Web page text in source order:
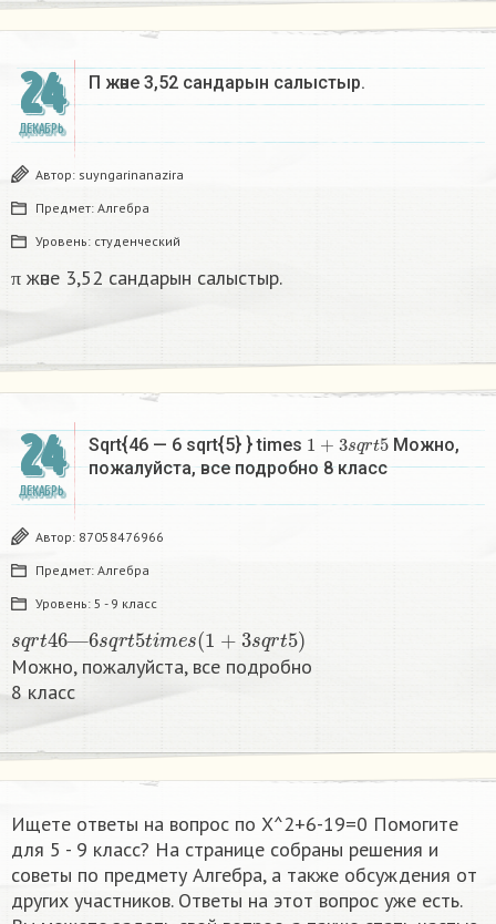
24
ДЕКАБРЬ
Π және 3,52 сандарын салыстыр. ​
Автор: suyngarinanazira
Предмет: Алгебра
Уровень: студенческий
π және 3,52 сандарын салыстыр.
24
ДЕКАБРЬ
Sqrt{46 — 6 sqrt{5} } times 1+3sqrt5 Можно,
пожалуйста, все подробно 8 класс​
Автор: 87058476966
Предмет: Алгебра
Уровень: 5 - 9 класс
t 46 6 t5t im 1+ q )
Можно, пожалуйста, все подробно
8 класс​
Ищете ответы на вопрос по X^2+6-19=0 Помогите
для 5 - 9 класс? На странице собраны решения и
советы по предмету Алгебра, а также обсуждения от
других участников. Ответы на этот вопрос уже есть.